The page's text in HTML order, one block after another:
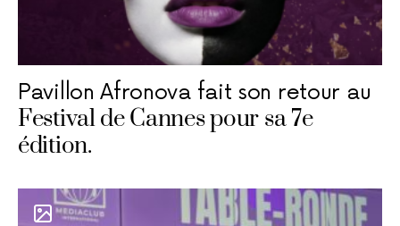
Pavillon Afronova fait son retour au
Festival de Cannes pour sa 7e
édition.